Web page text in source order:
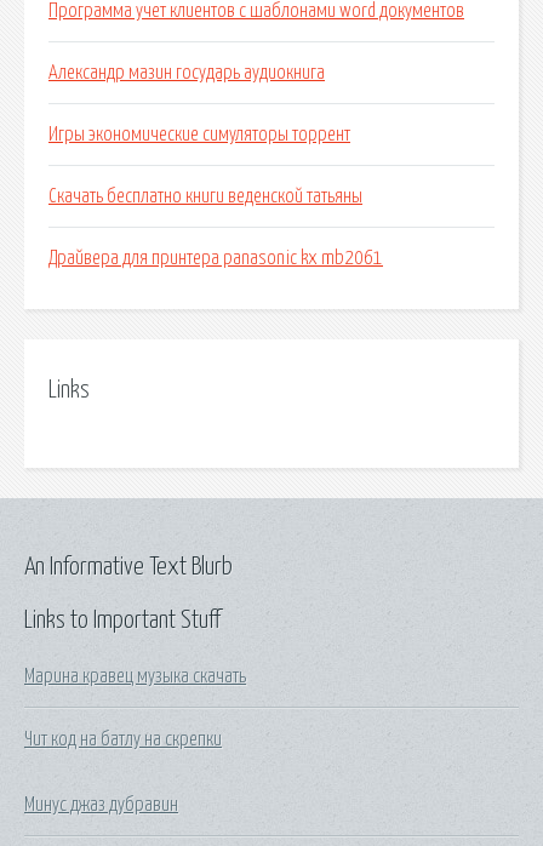
Программа учет клиентов с шаблонами word документов
Александр мазин государь аудиокнига
Игры экономические симуляторы торрент
Скачать бесплатно книги веденской татьяны
Драйвера для принтера panasonic kx mb2061
Links
Links to Important Stuff
Марина кравец музыка скачать
Чит код на батлу на скрепки
Минус джаз дубравин
An Informative Text Blurb